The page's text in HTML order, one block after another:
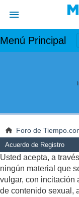
Menú Principal
Foro de
Acuerdo de Registro
Usted acepta, a
ningún material que
vulgar, con incitación
de contenido sexual,